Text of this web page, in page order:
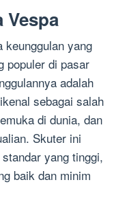
Vespa
keunggulan yang
populer di pasar
adalah
sebagai salah
di dunia, dan
Skuter ini
yang tinggi,
baik dan minim